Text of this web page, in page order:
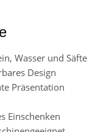
Wasser und Säfte
Design
Präsentation
Einschenken